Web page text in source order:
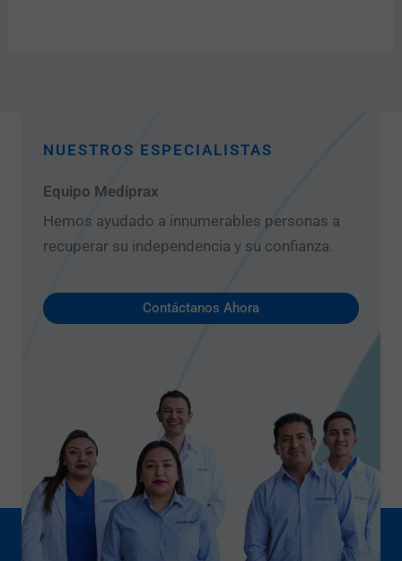
NUESTROS ESPECIALISTAS
Equipo Mediprax
Hemos ayudado a innumerables personas a
recuperar su independencia y su confianza.
Contáctanos Ahora